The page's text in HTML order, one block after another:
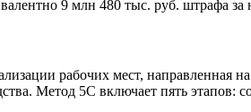
9 млн 480 тыс. руб. штрафа
рабочих мест,
Метод 5С включает пять этапов: